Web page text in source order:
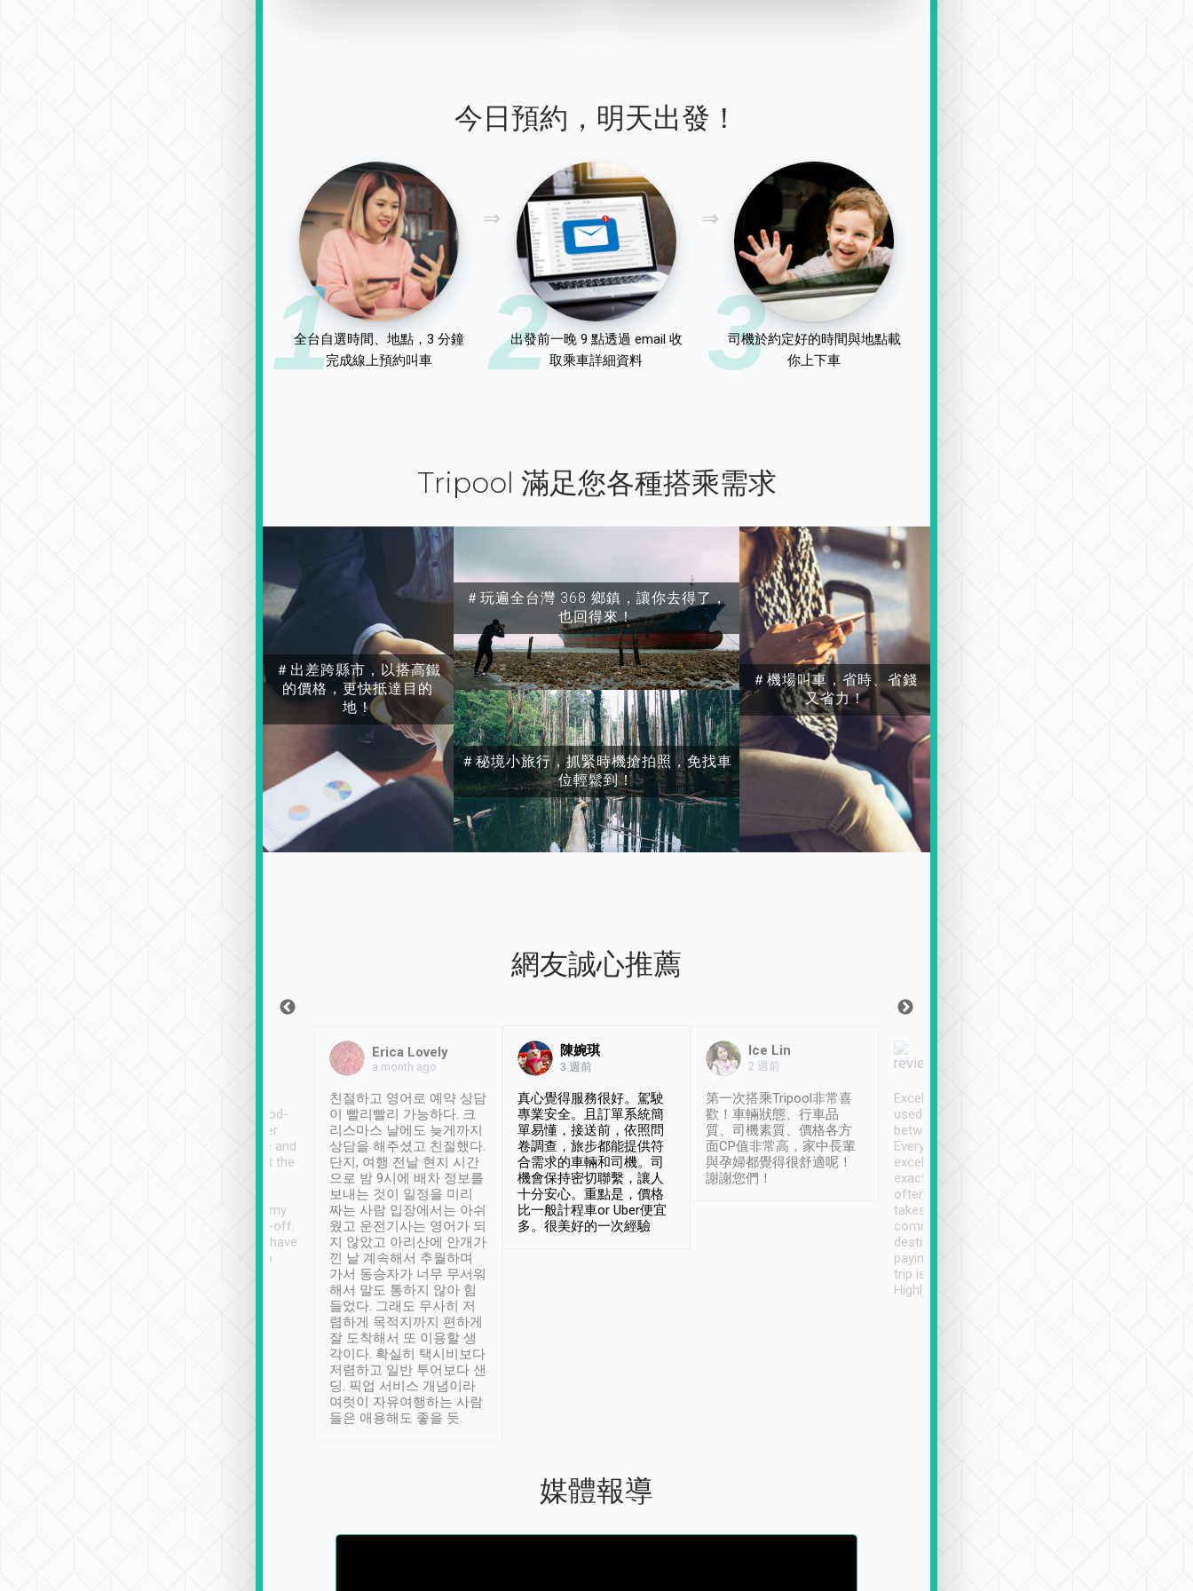
今日預約，明天出發！
1
全台自選時間、地點，3 分鐘
完成線上預約叫車
2
出發前一晚 9 點透過 email 收
取乘車詳細資料
3
司機於約定好的時間與地點載
你上下車
Tripool 滿足您各種搭乘需求
＃出差跨縣市，以搭高鐵
的價格，更快抵達目的
地！
＃玩遍全台灣 368 鄉鎮，讓你去得了，
也回得來！
＃秘境小旅行，抓緊時機搶拍照，免找車
位輕鬆到！
＃機場叫車，省時、省錢
又省力！
網友誠心推薦
service, vehicles in good-
condition and the driver
service was awesome and
thoughtful. Driver went the
have safely arrived at my
destination after drop-off.
Definitely something I have
not seen elsewhere 👍
Erica Lovely
a month ago
친절하고 영어로 예약 상담
이 빨리빨리 가능하다. 크
리스마스 날에도 늦게까지
상담을 해주셨고 친절했다.
단지, 여행 전날 현지 시간
으로 밤 9시에 배차 정보를
보내는 것이 일정을 미리
짜는 사람 입장에서는 아쉬
웠고 운전기사는 영어가 되
지 않았고 아리산에 안개가
낀 날 계속해서 추월하며
가서 동승자가 너무 무서워
해서 말도 통하지 않아 힘
들었다. 그래도 무사히 저
렴하게 목적지까지 편하게
잘 도착해서 또 이용할 생
각이다. 확실히 택시비보다
저렴하고 일반 투어보다 샌
딩. 픽업 서비스 개념이라
여럿이 자유여행하는 사람
들은 애용해도 좋을 듯.
陳婉琪
3 週前
真心覺得服務很好。駕駛
專業安全。且訂單系統簡
單易懂，接送前，依照問
卷調查，旅步都能提供符
合需求的車輛和司機。司
機會保持密切聯繫，讓人
十分安心。重點是，價格
比一般計程車or Uber便宜
多。很美好的一次經驗
Ice Lin
2 週前
第一次搭乘Tripool非常喜
歡！車輛狀態、行車品
質、司機素質、價格各方
面CP值非常高，家中長輩
與孕婦都覺得很舒適呢！
謝謝您們！
Excellent service. We have
used Tripool to travel
between cities in Taiwan.
Every driver has been
excellent and arrives
exactly on time. As there is
often limited English it
takes the difficulty out of
communicating the
destination details and
paying online prior to the
trip is very convenient.
Highly recommended
媒體報導